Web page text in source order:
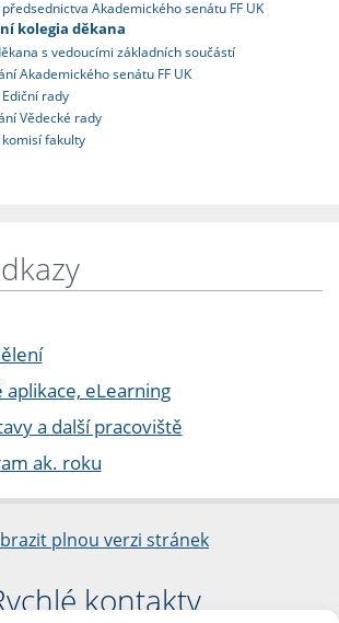
Akademického senátu FF UK
kolegia děkana
s vedoucími základních součástí
Akademického senátu FF UK
rady
Vědecké rady
fakulty
aplikace, eLearning
a další pracoviště
ak. roku
plnou verzi stránek
kontakty